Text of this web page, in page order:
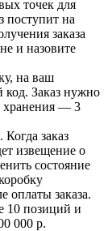
точек для
поступит на
заказа
и назовите
на ваш
код. Заказ нужно
хранения — 3
заказ
извещение о
состояние
оплаты заказа.
10 позиций и
000 р.